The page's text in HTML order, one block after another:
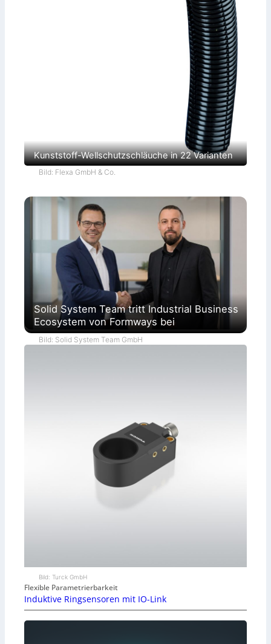
Kunststoff-Wellschutzschläuche in 22 Varianten
Bild: Flexa GmbH & Co.
Solid System Team tritt Industrial Business
Ecosystem von Formways bei
Bild: Solid System Team GmbH
Bild: Turck GmbH
Flexible Parametrierbarkeit
Induktive Ringsensoren mit IO-Link